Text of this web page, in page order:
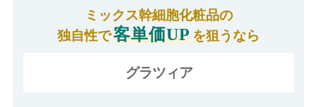
ミックス幹細胞化粧品の
独自性で客単価UP を狙うなら
グラツィア